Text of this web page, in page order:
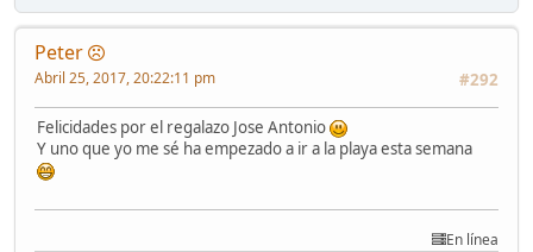
Peter
#292
Abril 25, 2017, 20:22:11 pm
Felicidades por el regalazo Jose Antonio
Y uno que yo me sé ha empezado a ir a la playa esta semana
En línea